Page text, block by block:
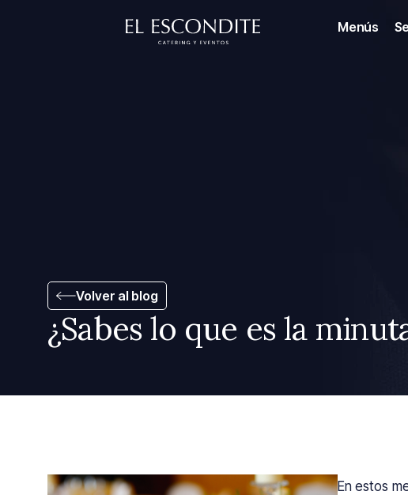
Menús
Volver al blog
¿Sabes lo que es la
En estos